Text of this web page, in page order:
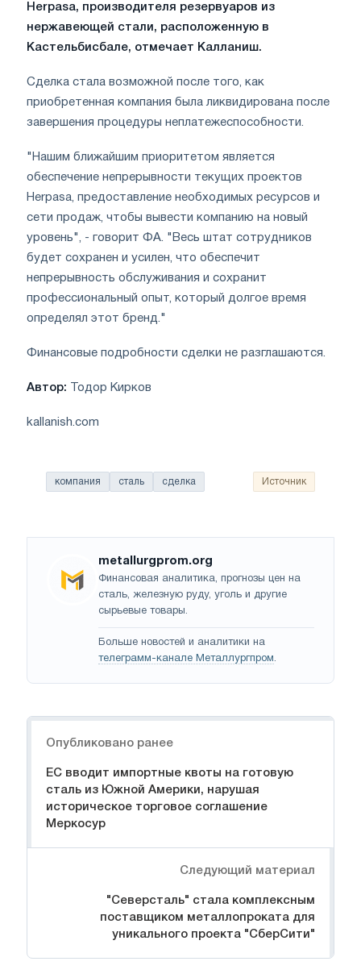
Herpasa, производителя резервуаров из
нержавеющей стали, расположенную в
Кастельбисбале, отмечает Калланиш.
Сделка стала возможной после того, как
приобретенная компания была ликвидирована после
завершения процедуры неплатежеспособности.
"Нашим ближайшим приоритетом является
обеспечение непрерывности текущих проектов
Herpasa, предоставление необходимых ресурсов и
сети продаж, чтобы вывести компанию на новый
уровень", - говорит ФА. "Весь штат сотрудников
будет сохранен и усилен, что обеспечит
непрерывность обслуживания и сохранит
профессиональный опыт, который долгое время
определял этот бренд."
Финансовые подробности сделки не разглашаются.
Автор: Тодор Кирков
kallanish.com
компания сталь сделка Источник
metallurgprom.org
Финансовая аналитика, прогнозы цен на
сталь, железную руду, уголь и другие
сырьевые товары.
Больше новостей и аналитики на
телеграмм-канале Металлургпром.
Опубликовано ранее
ЕС вводит импортные квоты на готовую
сталь из Южной Америки, нарушая
историческое торговое соглашение
Меркосур
Следующий материал
"Северсталь" стала комплексным
поставщиком металлопроката для
уникального проекта "СберСити"